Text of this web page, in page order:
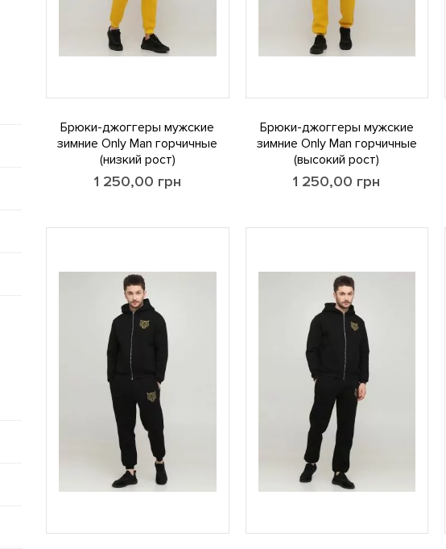
Брюки-джоггеры мужские
зимние Only Man горчичные
(низкий рост)
1 250,00 грн
Брюки-джоггеры мужские
зимние Only Man горчичные
(высокий рост)
1 250,00 грн